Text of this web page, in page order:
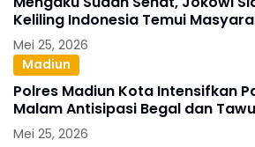
Keliling Indonesia Temui
Mei 25, 2026
Madiun
Polres Madiun Kota Intensifkan
Malam Antisipasi Begal dan
Mei 25, 2026